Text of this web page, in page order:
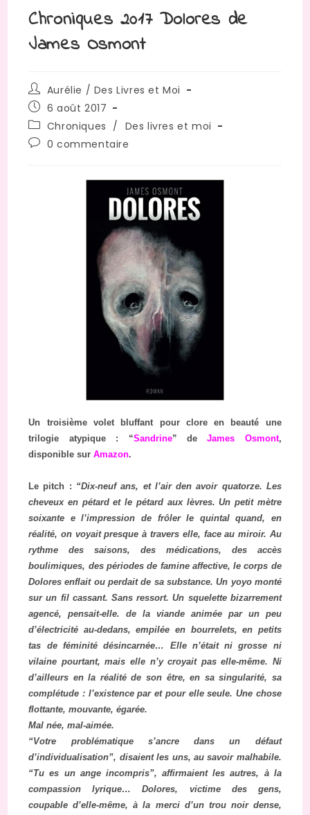
Chroniques 2017 Dolores de
James Osmont
Auteur/autrice
de
la
publication :
Aurélie / Des Livres et Moi
Publication
publiée :
6 août 2017
Post
category:
Chroniques / Des livres et moi
Commentaires
publication :
0 commentaire
Un troisième volet bluffant pour clore en beauté une
trilogie atypique : “Sandrine” deJames Osmont,
disponible surAmazon.
Le pitch : “Dix-neuf ans, et l’air den avoir quatorze. Les
cheveux en pétard et le pétard aux lèvres. Un petit mètre
soixante e l’impression de frôler le quintal quand, en
réalité, on voyait presque à travers elle, face au miroir. Au
rythme des saisons, des médications, des accès
boulimiques, des périodes de famine affective, le corps de
Dolores enflait ou perdait de sa substance. Un yoyo monté
sur un fil cassant. Sans ressort. Un squelette bizarrement
agencé, pensait-elle. de la viande animée par un peu
d’électricité au-dedans, empilée en bourrelets, en petits
tas de féminité désincarnée… Elle n’était ni grosse ni
vilaine pourtant, mais elle n’y croyait pas elle-même. Ni
d’ailleurs en la réalité de son être, en sa singularité, sa
complétude : l’existence par et pour elle seule. Une chose
flottante, mouvante, égarée.
Mal née, mal-aimée.
“Votre problématique s’ancre dans un défaut
d’individualisation”, disaient les uns, au savoir malhabile.
“Tu es un ange incompris”, affirmaient les autres, à la
compassion lyrique… Dolores, victime des gens,
coupable d’elle-même, à la merci d’un trou noir dense,